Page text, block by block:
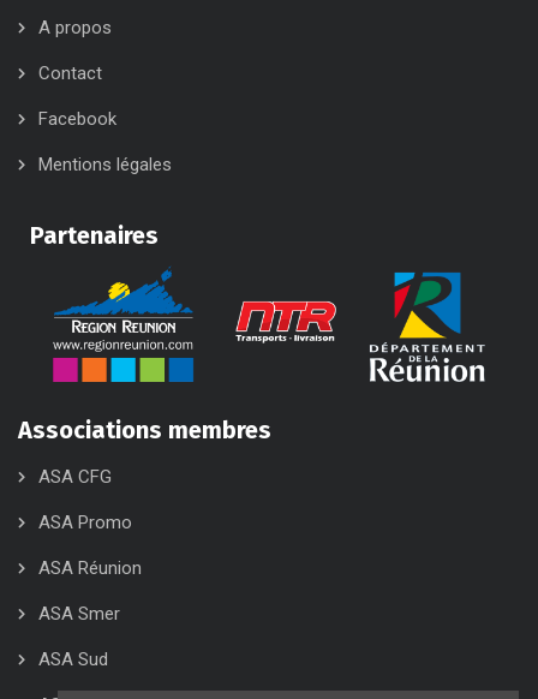
A propos
Contact
Facebook
Mentions légales
Partenaires
Associations membres
ASA CFG
ASA Promo
ASA Réunion
ASA Smer
ASA Sud